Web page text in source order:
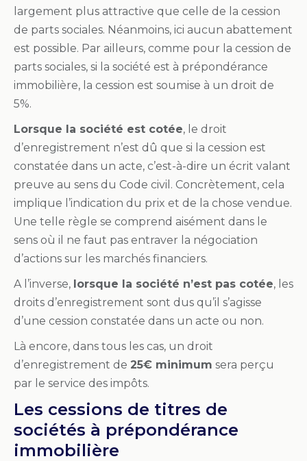
largement plus attractive que celle de la cession
de parts sociales. Néanmoins, ici aucun abattement
est possible. Par ailleurs, comme pour la cession de
parts sociales, si la société est à prépondérance
immobilière, la cession est soumise à un droit de
5%.
Lorsque la société est cotée, le droit
d’enregistrement n’est dû que si la cession est
constatée dans un acte, c’est-à-dire un écrit valant
preuve au sens du Code civil. Concrètement, cela
implique l’indication du prix et de la chose vendue.
Une telle règle se comprend aisément dans le
sens où il ne faut pas entraver la négociation
d’actions sur les marchés financiers.
A l’inverse, lorsque la société n’est pas cotée, les
droits d’enregistrement sont dus qu’il s’agisse
d’une cession constatée dans un acte ou non.
Là encore, dans tous les cas, un droit
d’enregistrement de 25€ minimum sera perçu
par le service des impôts.
Les cessions de titres de
sociétés à prépondérance
immobilière